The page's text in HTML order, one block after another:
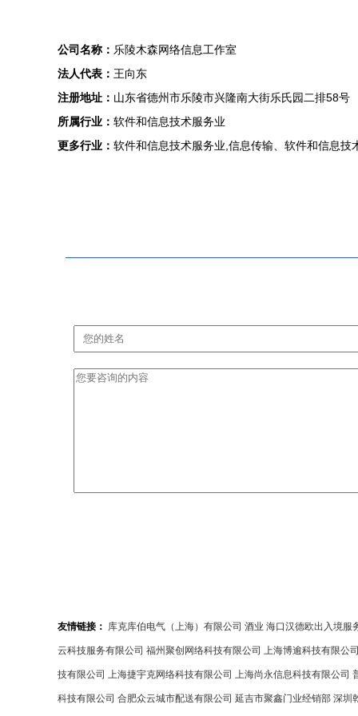
公司名称： 乐陵木森网络信息工作室
法人代表： 王向东
注册地址： 山东省德州市乐陵市兴隆南大街乐氏园二排58号
所属行业： 软件和信息技术服务业
更多行业： 软件和信息技术服务业,信息传输、软件和信息技
友情链接： 库克库伯电气（上海）有限公司 酒业 海口汉德欧出入境服
云科技服务有限公司 福州聚创网络科技有限公司 上海博逾科技有限公
技有限公司 上海捷宇克网络科技有限公司 上海尚永信息科技有限公司
科技有限公司 合肥众云城市配送有限公司 延吉市聚鑫门业经销部 深圳